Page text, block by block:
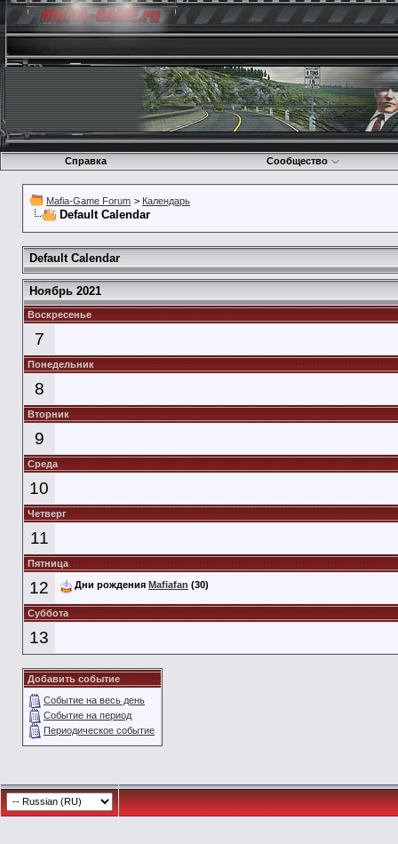
Справка Сообщество
Mafia-Game Forum > Календарь
Default Calendar
Default Calendar
Ноябрь 2021
Воскресенье
7
Понедельник
8
Вторник
9
Среда
10
Четверг
11
Пятница
12 Дни рождения Mafiafan (30)
Суббота
13
Добавить событие
Событие на весь день
Событие на период
Периодическое событие